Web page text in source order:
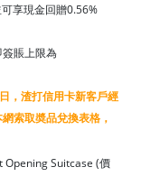
享現金回贈0.56%
賬上限為
，渣打信用卡新客戶經
索取奬品兌換表格，
Opening Suitcase (價